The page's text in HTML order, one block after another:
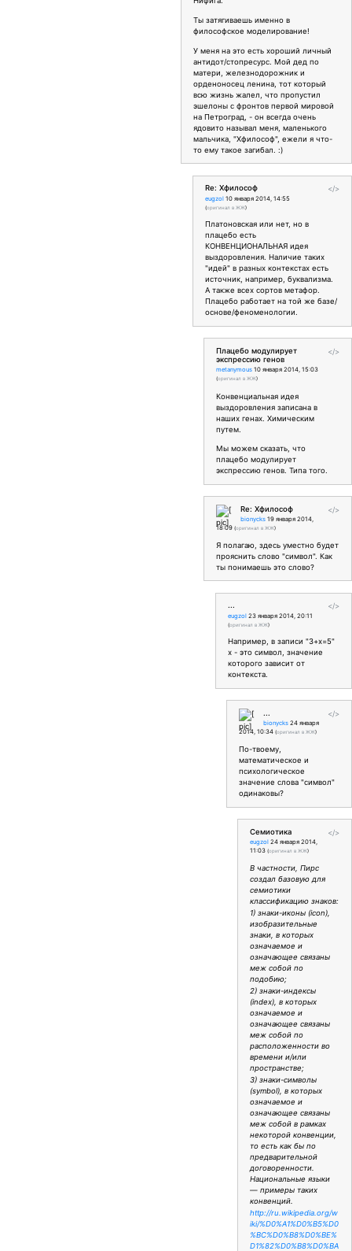
Ты затягиваешь именно в
философское моделирование!
У меня на это есть хороший личный
антидот/стопресурс. Мой дед по
матери, железнодорожник и
орденоносец ленина, тот который
всю жизнь жалел, что пропустил
эшелоны с фронтов первой мировой
на Петроград, - он всегда очень
ядовито называл меня, маленького
мальчика, "Хфилософ", ежели я что-
то ему такое загибал. :)
</>
Re: Хфилософ
eugzol 10 января 2014, 14:55
(оригинал в ЖЖ)
Платоновская или нет, но в
плацебо есть
КОНВЕНЦИОНАЛЬНАЯ идея
выздоровления. Наличие таких
"идей" в разных контекстах есть
источник, например, буквализма.
А также всех сортов метафор.
Плацебо работает на той же базе/
основе/феноменологии.
</>
Плацебо модулирует
экспрессию генов
metanymous 10 января 2014, 15:03
(оригинал в ЖЖ)
Конвенциальная идея
выздоровления записана в
наших генах. Химическим
путем.
Мы можем сказать, что
плацебо модулирует
экспрессию генов. Типа того.
</>
Re: Хфилософ
bionycks 19 января 2014,
18:09 (оригинал в ЖЖ)
Я полагаю, здесь уместно будет
прояснить слово "символ". Как
ты понимаешь это слово?
</>
...
eugzol 23 января 2014, 20:11
(оригинал в ЖЖ)
Например, в записи "3+х=5"
х - это символ, значение
которого зависит от
контекста.
</>
...
bionycks 24 января
2014, 10:34 (оригинал в ЖЖ)
По-твоему,
математическое и
психологическое
значение слова "символ"
одинаковы?
</>
Семиотика
eugzol 24 января 2014,
11:03 (оригинал в ЖЖ)
В частности, Пирс
создал базовую для
семиотики
классификацию знаков:
1) знаки-иконы (icon),
изобразительные
знаки, в которых
означаемое и
означающее связаны
меж собой по
подобию;
2) знаки-индексы
(index), в которых
означаемое и
означающее связаны
меж собой по
расположенности во
времени и/или
пространстве;
3) знаки-символы
(symbol), в которых
означаемое и
означающее связаны
меж собой в рамках
некоторой конвенции,
то есть как бы по
предварительной
договоренности.
Национальные языки
— примеры таких
конвенций.
http://ru.wikipedia.org/w
iki/%D0%A1%D0%B5%D0
%BC%D0%B8%D0%BE%
D1%82%D0%B8%D0%BA